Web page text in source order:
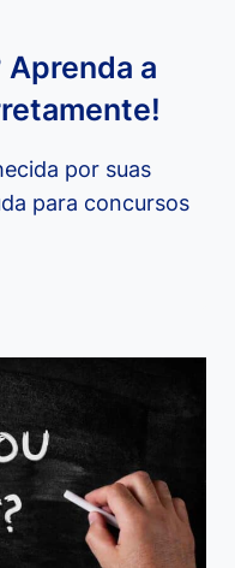
a
por suas
para concursos